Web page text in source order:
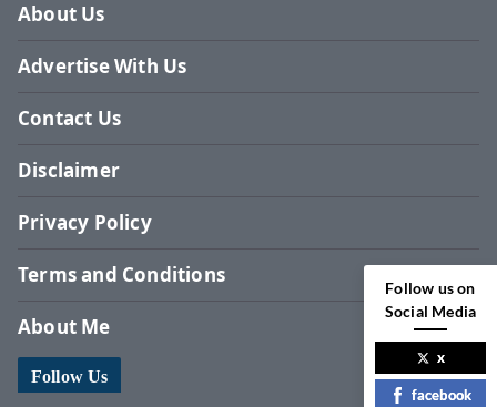
About Us
Advertise With Us
Contact Us
Disclaimer
Privacy Policy
Terms and Conditions
About Me
Follow Us
Follow us on
Social Media
x
facebook